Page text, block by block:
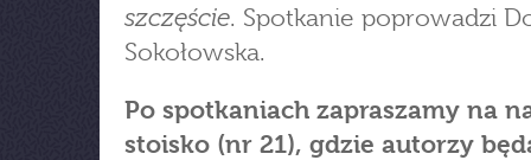
szczęście. Spotkanie poprowadzi
Sokołowska.
Po spotkaniach zapraszamy na
stoisko (nr 21), gdzie autorzy